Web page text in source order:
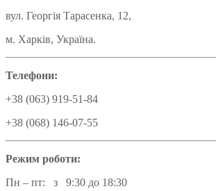
вул. Георгія Тарасенка, 12,
м. Харків, Україна.
Телефони:
+38 (063) 919-51-84
+38 (068) 146-07-55
Режим роботи:
Пн – пт: з 9:30 до 18:30